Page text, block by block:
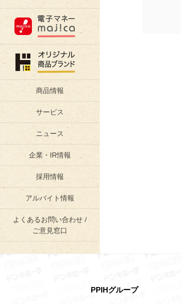
商品情報
サービス
ニュース
企業・IR情報
採用情報
アルバイト情報
よくあるお問い合わせ /
ご意見窓口
PPIHグループ